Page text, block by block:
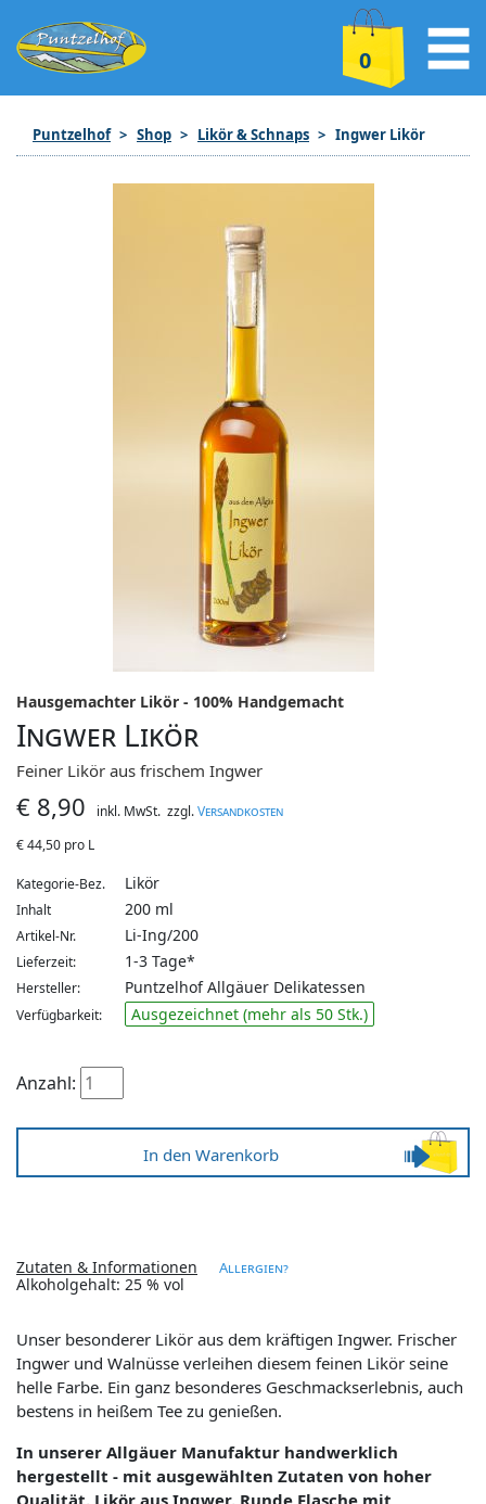
0
Puntzelhof Shop Likör & Schnaps Ingwer Likör
Hausgemachter Likör - 100% Handgemacht
Ingwer Likör
Feiner Likör aus frischem Ingwer
€ 8,90 inkl. MwSt. zzgl.Versandkosten
€44,50 pro L
Kategorie-Bez. Likör
Inhalt 200 ml
Artikel-Nr. Li-Ing/200
Lieferzeit: 1-3 Tage*
Hersteller: Puntzelhof Allgäuer Delikatessen
Verfügbarkeit: Ausgezeichnet (mehr als 50 Stk.)
Anzahl:
Zutaten & Informationen Allergien?
Alkoholgehalt: 25 % vol
Unser besonderer Likör aus dem kräftigen Ingwer. Frischer
Ingwer und Walnüsse verleihen diesem feinen Likör seine
helle Farbe. Ein ganz besonderes Geschmackserlebnis, auch
bestens in heißem Tee zu genießen.
In unserer Allgäuer Manufaktur handwerklich
hergestellt - mit ausgewählten Zutaten von hoher
Qualität. Likör aus Ingwer. Runde Flasche mit